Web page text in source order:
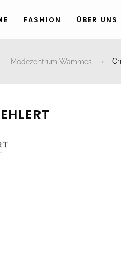
FASHION ÜBER UNS
Modezentrum Wammes